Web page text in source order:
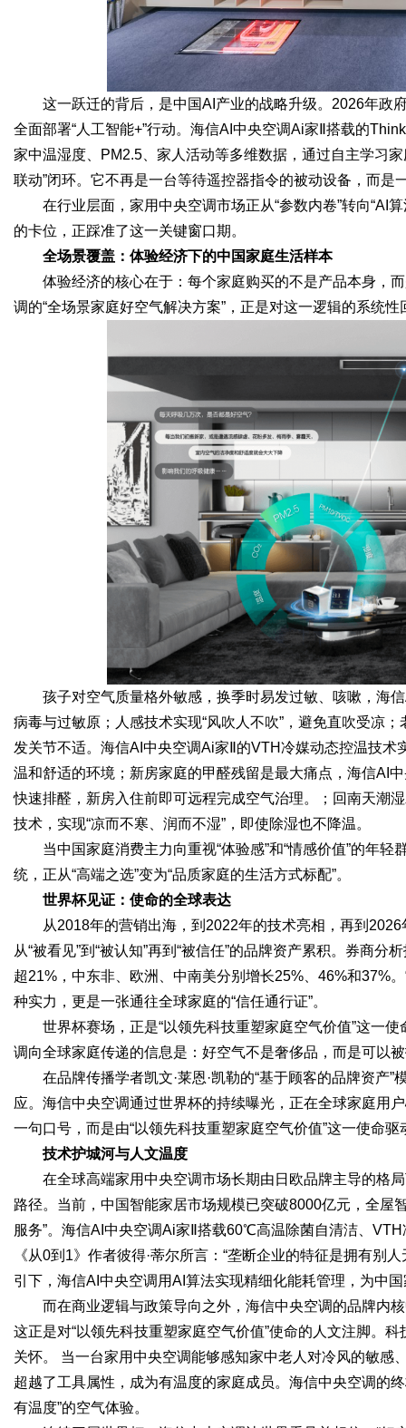
这一跃迁的背后，是中国AI产业的战略升级。2026年政
全面部署“人工智能+”行动。海信AI中央空调Ai家Ⅱ搭载的
家中温湿度、PM2.5、家人活动等多维数据，通过自主学
联动”闭环。它不再是一台等待遥控器指令的被动设备，而是
在行业层面，家用中央空调市场正从“参数内卷”转向“AI
的卡位，正踩准了这一关键窗口期。
全场景覆盖：体验经济下的中国家庭生活样本
体验经济的核心在于：每个家庭购买的不是产品本身，
调的“全场景家庭好空气解决方案”，正是对这一逻辑的系统性
孩子对空气质量格外敏感，换季时易发过敏、咳嗽，海
病毒与过敏原；人感技术实现“风吹人不吹”，避免直吹受凉
发关节不适。海信AI中央空调Ai家Ⅱ的VTH冷媒动态控温技
温和舒适的环境；新房家庭的甲醛残留是最大痛点，海信AI
快速排醛，新房入住前即可远程完成空气治理。；回南天潮
技术，实现“凉而不寒、润而不湿”，即使除湿也不降温。
当中国家庭消费主力向重视“体验感”和“情感价值”的年
统，正从“高端之选”变为“品质家庭的生活方式标配”。
世界杯见证：使命的全球表达
从2018年的营销出海，到2022年的技术亮相，再到
从“被看见”到“被认知”再到“被信任”的品牌资产累积。券商
超21%，中东非、欧洲、中南美分别增长25%、46%和37%
种实力，更是一张通往全球家庭的“信任通行证”。
世界杯赛场，正是“以领先科技重塑家庭空气价值”这一
调向全球家庭传递的信息是：好空气不是奢侈品，而是可以
在品牌传播学者凯文·莱恩·凯勒的“基于顾客的品牌资产
应。海信中央空调通过世界杯的持续曝光，正在全球家庭用
一句口号，而是由“以领先科技重塑家庭空气价值”这一使命
技术护城河与人文温度
在全球高端家用中央空调市场长期由日欧品牌主导的格
路径。当前，中国智能家居市场规模已突破8000亿元，全屋
服务”。海信AI中央空调Ai家Ⅱ搭载60℃高温除菌自清洁、
《从0到1》作者彼得·蒂尔所言：“垄断企业的特征是拥有别
引下，海信AI中央空调用AI算法实现精细化能耗管理，为中
而在商业逻辑与政策导向之外，海信中央空调的品牌内
这正是对“以领先科技重塑家庭空气价值”使命的人文注脚。
关怀。 当一台家用中央空调能够感知家中老人对冷风的敏
超越了工具属性，成为有温度的家庭成员。海信中央空调的
有温度”的空气体验。